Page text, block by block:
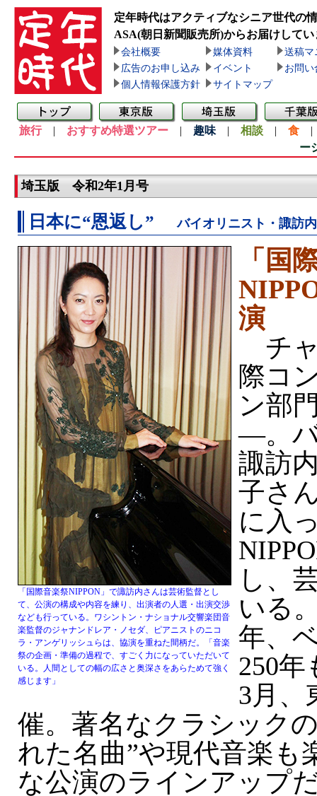
定年時代はアクティブなシニア世代の
ASA(朝日新聞販売所)からお届けしてい
会社概要 媒体資料
送稿マ
広告のお申し込み
イベント
お問い
個人情報保護方針
サイトマップ
旅行| おすすめ特選ツアー | 趣味 | 相談 | 食
ー
埼玉版 令和2年1月号
日本に“恩返し” バイオリニスト・諏訪
「国際音楽祭NIPPON」で諏訪内さんは芸術監督とし
て、公演の構成や内容を練り、出演者の人選・出演交渉
なども行っている。ワシントン・ナショナル交響楽団音
楽監督のジャナンドレア・ノセダ、ピアニストのニコ
ラ・アンゲリッシュらは、協演を重ねた間柄だ。「音楽
祭の企画・準備の過程で、すごく力になっていただいて
いる。人間としての幅の広さと奥深さをあらためて強く
感じます」
「国
演
チ
際コ
ン部
—。
諏訪
子さ
に入
し、
いる
年、
250年
3月、
催。著名なクラシック
れた名曲”や現代音楽も
な公演のラインアップ